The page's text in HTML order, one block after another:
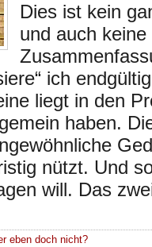
Dies ist kein
und auch
ich
liegt in den
haben.
nützt. Und
will. Das
eben doch nicht?